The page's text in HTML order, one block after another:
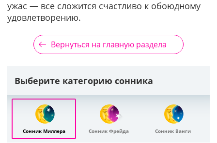
ужас — все сложится счастливо к обоюдному
удовлетворению.
Вернуться на главную раздела
Выберите категорию сонника
Сонник Миллера Сонник Фрейда Сонник Ванги